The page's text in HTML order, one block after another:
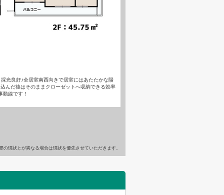
光良好♪全居室南西向きで居室にはあたたかな陽
んだ後はそのままクローゼットへ収納できる効率
動線です！
の現状とが異なる場合は現状を優先させていただきます。